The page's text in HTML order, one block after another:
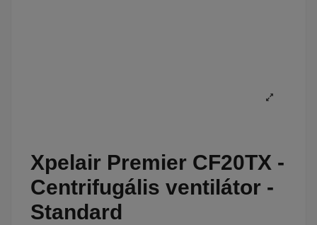
Xpelair Premier CF20TX -
Centrifugális ventilátor -
Standard